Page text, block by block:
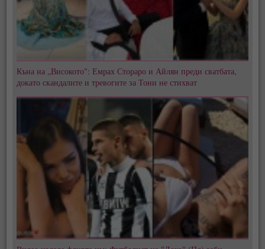
Къна на „Високото": Емрах Стораро и Айлян преди сватбата,
докато скандалите и тревогите за Тони не стихват